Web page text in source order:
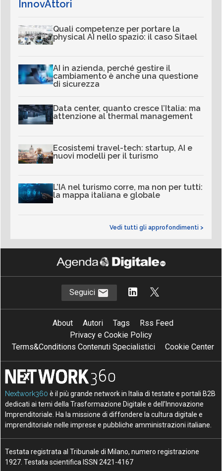
InnovAttori
Quali competenze per portare la
physical AI nello spazio: il caso Sitael
AI in azienda, perché gestire il
cambiamento è anche una questione
di sicurezza
Data center, quanto cresce l’Italia: ma
attenzione al thermal management
Ecosistemi travel-tech: startup, AI e
nuovi modelli per il turismo
L’IA nel turismo corre, ma non per tutti:
la mappa italiana e globale
Vedi tutti gli approfondimenti >
Seguici
About Autori Tags
Rss Feed
Privacy e Cookie Policy
Terms&Conditions Contenuti Specialistici
Cookie Center
Nextwork360 è il più grande network in Italia di testate e portali B2B
dedicati ai temi della Trasformazione Digitale e dell’Innovazione
Imprenditoriale. Ha la missione di diffondere la cultura digitale e
imprenditoriale nelle imprese e pubbliche amministrazioni italiane.
Testata registrata al Tribunale di Milano, numero registrazione
1927. Testata scientifica ISSN 2421-4167